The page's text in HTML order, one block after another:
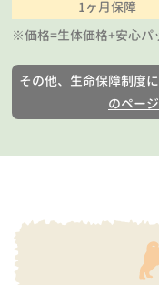
1ヶ月保障
※価格=生体価格+安心パ
その他、生命保障制度
のページ